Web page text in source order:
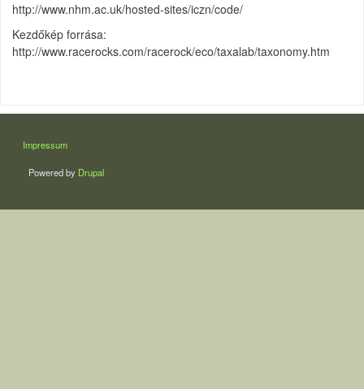
http://www.nhm.ac.uk/hosted-sites/iczn/code/
Kezdőkép forrása:
http://www.racerocks.com/racerock/eco/taxalab/taxonomy.htm
LÁBLÉC
Impressum
Powered by Drupal